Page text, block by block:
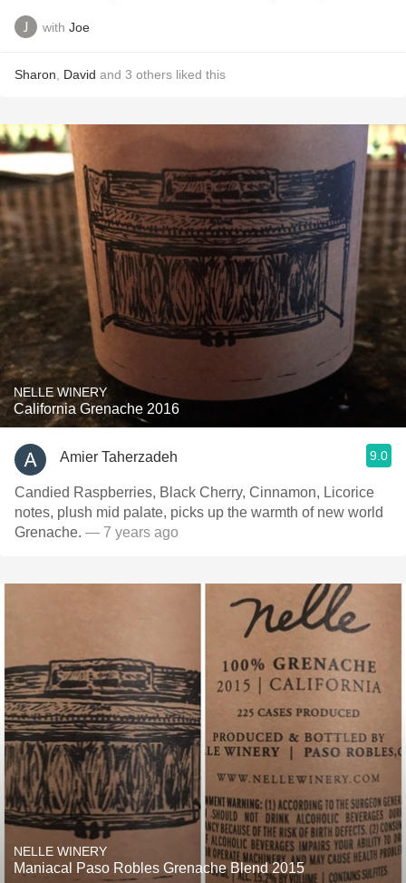
with Joe
Sharon David and 3 others liked this
NELLE WINERY
California Grenache 2016
Amier Taherzadeh 9.0
Candied Raspberries, Black Cherry, Cinnamon, Licorice
notes, plush mid palate, picks up the warmth of new world
Grenache. — 7 years ago
NELLE WINERY
Maniacal Paso Robles Grenache Blend 2015